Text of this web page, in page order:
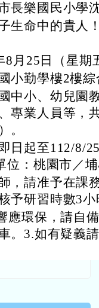
長樂國民小學
生命中的貴人
8月25日（星期
小勤學樓2樓
中小、幼兒園
專業人員等，
。
日起至112/8/
位：桃園市／
，請准予在課
予研習時數3小
應環保，請自
。3.如有疑義